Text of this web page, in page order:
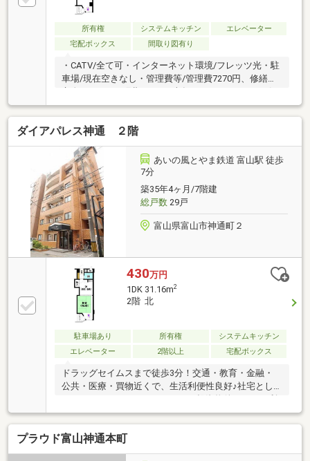
所有権 システムキッチン
エレベーター
宅配ボックス
間取り図有り
・CATV/全て可・インターネット環境/フレッツ光・駐
車場/現在空きなし・管理費等/管理費7270円、修繕積
渡/相談・取引条件有効期限/2026年12月末日
ダイアパレス神通 ２階
あいの風とやま鉄道 富山駅 徒歩
7分
築35年4ヶ月/7階建
総戸数29戸
富山県富山市神通町２
430万円
1DK 31.16m2
2階 北
駐車場あり 所有権
システムキッチン
エレベーター
2階以上 宅配ボックス
ドラッグセイムスまで徒歩3分！交通・教育・金融・
公共・医療・買物近くで、生活利便性良好♪社宅とし
用できます！・取引条件有効期限/2026年12月末日・
CATV/全て可・インターネット環境/フレッツ光
プラウド富山神通本町